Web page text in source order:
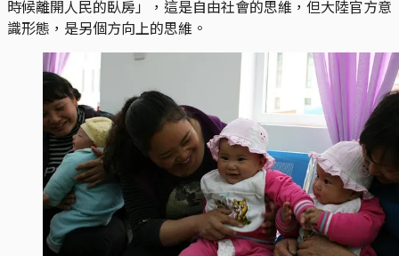
時候離開人民的臥房」，這是自由社會的思維，但大陸官方意
識形態，是另個方向上的思維。